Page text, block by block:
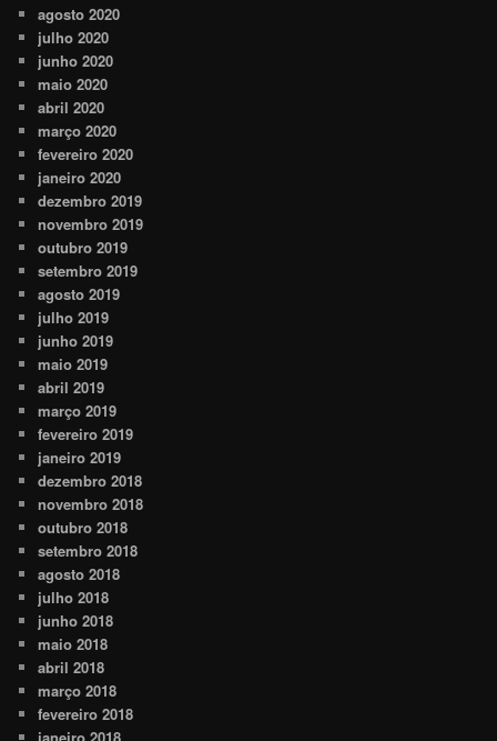
agosto 2020
julho 2020
junho 2020
maio 2020
abril 2020
março 2020
fevereiro 2020
janeiro 2020
dezembro 2019
novembro 2019
outubro 2019
setembro 2019
agosto 2019
julho 2019
junho 2019
maio 2019
abril 2019
março 2019
fevereiro 2019
janeiro 2019
dezembro 2018
novembro 2018
outubro 2018
setembro 2018
agosto 2018
julho 2018
junho 2018
maio 2018
abril 2018
março 2018
fevereiro 2018
janeiro 2018